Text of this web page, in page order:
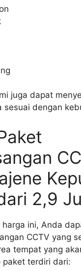
juga dapat
sesuai dengan
2,9
ini, Anda
CCTV yang
tempat yang
paket terdiri dari: